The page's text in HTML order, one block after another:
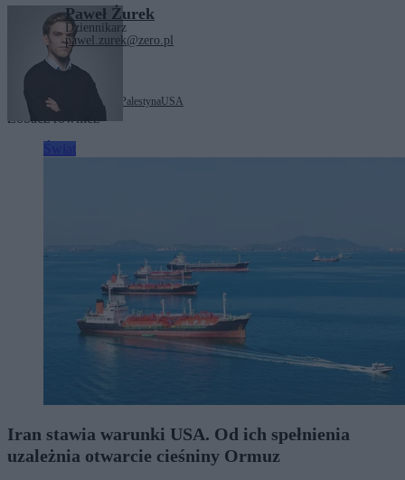
Paweł Żurek
Dziennikarz
pawel.zurek@zero.pl
Tagi: Izrael Niemcy PalestynaUSA
Zobacz również
Iran stawia warunki USA. Od ich spełnienia
uzależnia otwarcie cieśniny Ormuz